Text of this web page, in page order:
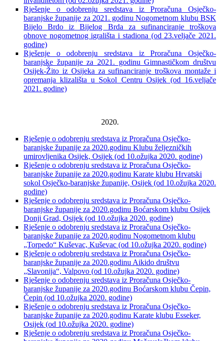
Rješenje o odobrenju sredstava iz Proračuna Osječko-
baranjske županije za 2021. godinu Nogometnom klubu BSK
Bijelo Brdo iz Bijelog Brda za sufinanciranje troškova
obnove nogometnog igrališta i stadiona (od 23.veljače 2021.
godine)
Rješenje o odobrenju sredstava iz Proračuna Osječko-
baranjske županije za 2021. godinu Gimnastičkom društvu
Osijek-Žito iz Osijeka za sufinanciranje troškova montaže i
opremanja klizališta u Sokol Centru Osijek (od 16.veljače
2021. godine)
2020.
Rješenje o odobrenju sredstava iz Proračuna Osječko-
baranjske županije za 2020.godinu Klubu željezničkih
umirovljenika Osijek, Osijek (od 10.ožujka 2020. godine)
Rješenje o odobrenju sredstava iz Proračuna Osječko-
baranjske županije za 2020.godinu Karate klubu Hrvatski
sokol Osječko-baranjske županije, Osijek (od 10.ožujka 2020.
godine)
Rješenje o odobrenju sredstava iz Proračuna Osječko-
baranjske županije za 2020.godinu Boćarskom klubu Osijek
Donji Grad, Osijek (od 10.ožujka 2020. godine)
Rješenje o odobrenju sredstava iz Proračuna Osječko-
baranjske županije za 2020.godinu Nogometnom klubu
„Torpedo“ Kuševac, Kuševac (od 10.ožujka 2020. godine)
Rješenje o odobrenju sredstava iz Proračuna Osječko-
baranjske županije za 2020.godinu Aikido društvu
„Slavonija“, Valpovo (od 10.ožujka 2020. godine)
Rješenje o odobrenju sredstava iz Proračuna Osječko-
baranjske županije za 2020.godinu Boćarskom klubu Čepin,
Čepin (od 10.ožujka 2020. godine)
Rješenje o odobrenju sredstava iz Proračuna Osječko-
baranjske županije za 2020.godinu Karate klubu Esseker,
Osijek (od 10.ožujka 2020. godine)
Rješenje o odobrenju sredstava iz Proračuna Osječko-